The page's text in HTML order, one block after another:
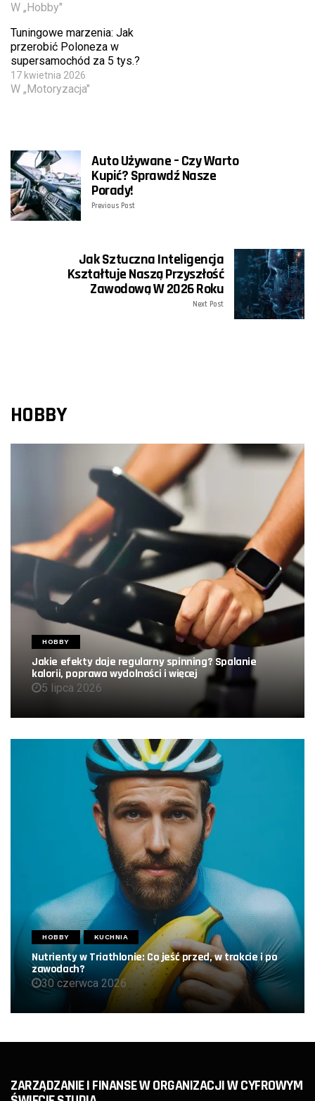
W „Hobby"
Tuningowe marzenia: Jak
przerobić Poloneza w
supersamochód za 5 tys.?
17 kwietnia 2026
W „Motoryzacja"
Auto Używane – Czy Warto
Kupić? Sprawdź Nasze
Porady!
Previous Post
Jak Sztuczna Inteligencja
Kształtuje Naszą Przyszłość
Zawodową W 2026 Roku
Next Post
HOBBY
HOBBY
Jakie efekty daje regularny spinning? Spalanie
kalorii, poprawa wydolności i więcej
5 lipca 2026
HOBBY KUCHNIA
Nutrienty w Triathlonie: Co jeść przed, w trakcie i po
zawodach?
30 czerwca 2026
ZARZĄDZANIE I FINANSE W ORGANIZACJI W CYFROWYM